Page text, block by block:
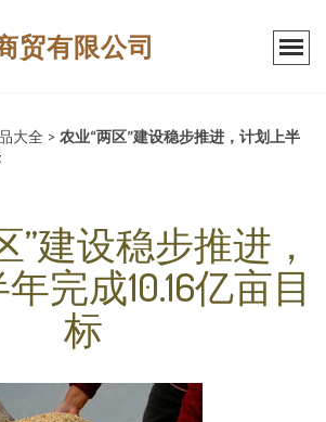
贸有限公司
大全 > 农业“两区”建设稳步推进，计划上半
”建设稳步推进，
完成10.16亿亩目
标